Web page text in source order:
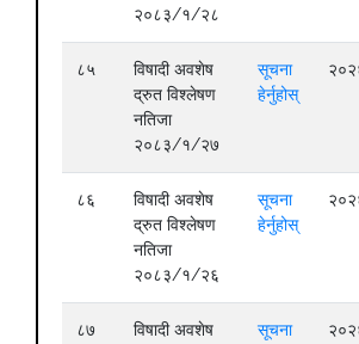
२०८३/१/२८
८५
विषादी अवशेष
द्रुत विश्लेषण
नतिजा
२०८३/१/२७
सूचना
हेर्नुहोस्
८६
विषादी अवशेष
द्रुत विश्लेषण
नतिजा
२०८३/१/२६
सूचना
हेर्नुहोस्
८७
विषादी अवशेष
सूचना